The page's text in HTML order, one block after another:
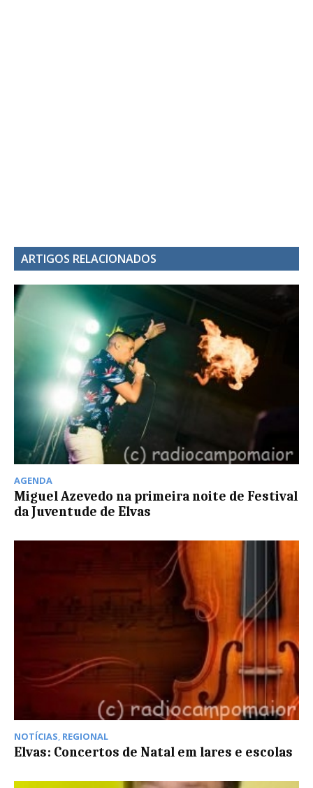
ARTIGOS RELACIONADOS
AGENDA
Miguel Azevedo na primeira noite de Festival
da Juventude de Elvas
NOTÍCIAS REGIONAL
Elvas: Concertos de Natal em lares e escolas